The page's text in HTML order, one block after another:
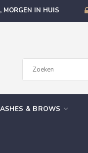
MORGEN IN HUIS
& BROWS